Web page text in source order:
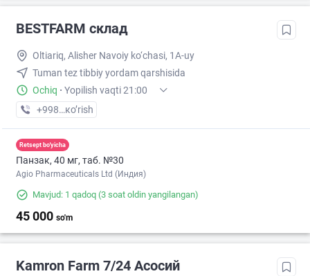
BESTFARM склад
Oltiariq, Alisher Navoiy ko‘chasi, 1A-uy
Tuman tez tibbiy yordam qarshisida
Ochiq · Yopilish vaqti 21:00
+998 (91) XXX-XX-XX
кo’rish
Retsept bo'yicha
Панзак, 40 мг, таб. №30
Agio Pharmaceuticals Ltd (Индия)
Mavjud: 1 qadoq (3 soat oldin yangilangan)
45 000 so'm
Kamron Farm 7/24 Асосий